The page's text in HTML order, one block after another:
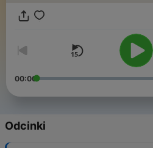
00:00
Odcinki